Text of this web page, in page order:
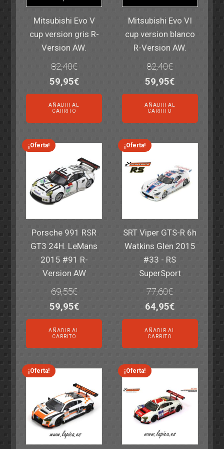
Mitsubishi Evo V
cup version gris R-
Version AW.
82,40€
El
precio
original
era:
82,40€.
59,95€El
precio
es:
59,95€.
AÑADIR AL
CARRITO
Mitsubishi Evo VI
cup version blanco
R-Version AW.
82,40€
El
precio
original
era:
82,40€.
59,95€El
precio
es:
59,95€.
AÑADIR AL
CARRITO
¡Oferta!
Porsche 991 RSR
GT3 24H. LeMans
2015 #91 R-
Version AW
69,55€
El
precio
original
era:
69,55€.
59,95€El
precio
actual
es:
59,95€.
AÑADIR AL
CARRITO
¡Oferta!
SRT Viper GTS-R 6h
Watkins Glen 2015
#33 - RS
SuperSport
77,60€
El
precio
original
era:
77,60€.
64,95€El
precio
actual
es:
64,95€.
AÑADIR AL
CARRITO
¡Oferta! ¡Oferta!